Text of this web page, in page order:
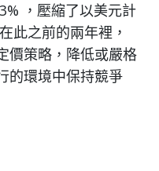
，壓縮了以美元計
此之前的兩年裡，
價策略，降低或嚴格
的環境中保持競爭